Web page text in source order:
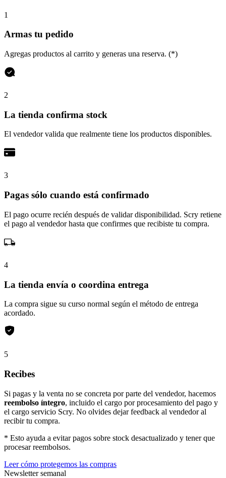
1
Armas tu pedido
Agregas productos al carrito y generas una reserva. (*)
2
La tienda confirma stock
El vendedor valida que realmente tiene los productos disponibles.
3
Pagas sólo cuando está confirmado
El pago ocurre recién después de validar disponibilidad. Scry retiene
el pago al vendedor hasta que confirmes que recibiste tu compra.
4
La tienda envía o coordina entrega
La compra sigue su curso normal según el método de entrega
acordado.
5
Recibes
Si pagas y la venta no se concreta por parte del vendedor, hacemos
reembolso íntegro, incluido el cargo por procesamiento del pago y
el cargo servicio Scry. No olvides dejar feedback al vendedor al
recibir tu compra.
* Esto ayuda a evitar pagos sobre stock desactualizado y tener que
procesar reembolsos.
Leer cómo protegemos las compras
Newsletter semanal